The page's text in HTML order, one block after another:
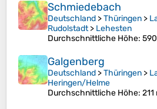
Schmiedebach
Deutschland >Thüringen >
Rudolstadt> Lehesten
Durchschnittliche Höhe:
Galgenberg
Deutschland >Thüringen >
Heringen/Helme
Durchschnittliche Höhe: 211